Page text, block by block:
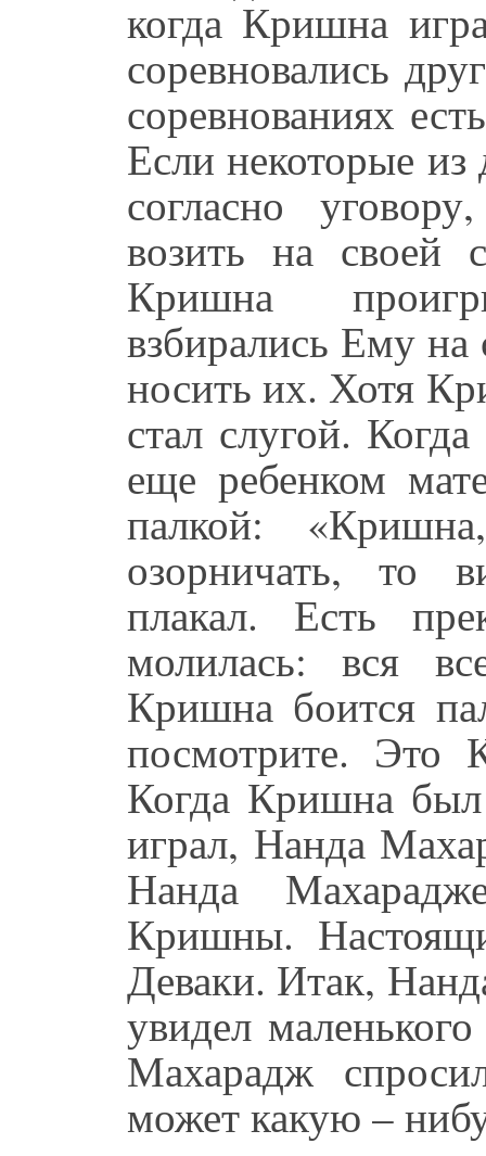
когда Кришна
соревновались
соревнованиях
Если некоторые из
согласно
возить на своей
Кришна
взбирались Ему
носить их. Хотя
стал слугой.
еще ребенком
палкой:
озорничать, то
плакал. Есть
молилась: вся
Кришна боится
посмотрите.
Когда Кришна
играл, Нанда
Нанда
Кришны.
Деваки. Итак,
увидел
Махарадж
может какую –